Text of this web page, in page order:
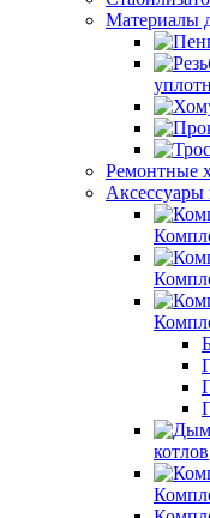
Материалы
Ремонтные
котлов